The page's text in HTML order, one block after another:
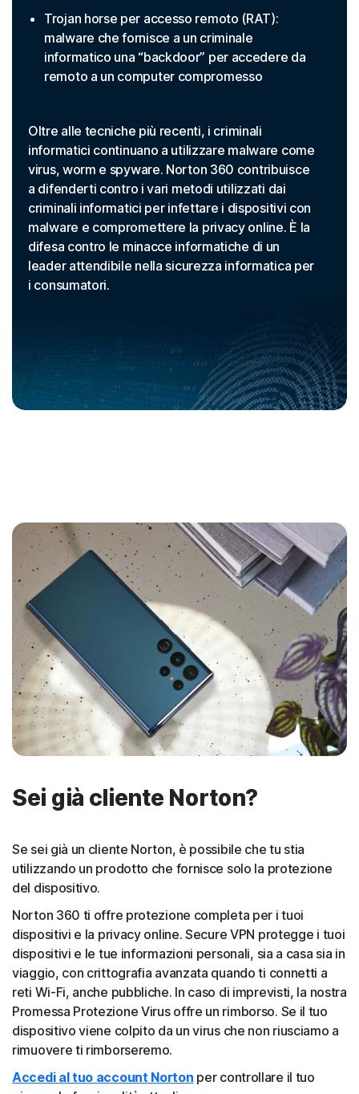
Trojan horse per accesso remoto (RAT):
malware che fornisce a un criminale
informatico una “backdoor” per accedere da
remoto a un computer compromesso
Oltre alle tecniche più recenti, i criminali
informatici continuano a utilizzare malware come
virus, worm e spyware. Norton 360 contribuisce
a difenderti contro i vari metodi utilizzati dai
criminali informatici per infettare i dispositivi con
malware e compromettere la privacy online. È la
difesa contro le minacce informatiche di un
leader attendibile nella sicurezza informatica per
i consumatori.
Sei già cliente Norton?
Se sei già un cliente Norton, è possibile che tu stia
utilizzando un prodotto che fornisce solo la protezione
del dispositivo.
Norton 360 ti offre protezione completa per i tuoi
dispositivi e la privacy online. Secure VPN protegge i tuoi
dispositivi e le tue informazioni personali, sia a casa sia in
viaggio, con crittografia avanzata quando ti connetti a
reti Wi-Fi, anche pubbliche. In caso di imprevisti, la nostra
Promessa Protezione Virus offre un rimborso. Se il tuo
dispositivo viene colpito da un virus che non riusciamo a
rimuovere ti rimborseremo.
Accedi al tuo account Norton per controllare il tuo